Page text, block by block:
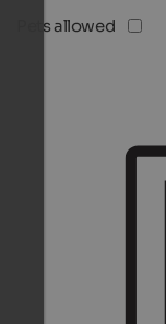
Pets allowed